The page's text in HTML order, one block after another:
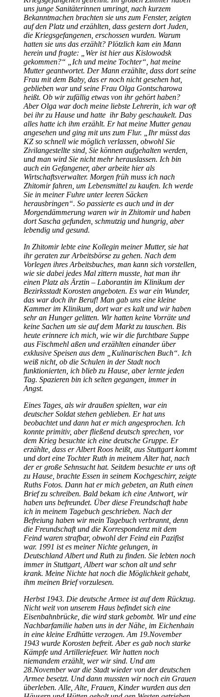
uns junge Sanitäterinnen umringt, nach kurzem
Bekanntmachen brachten sie uns zum Fenster, zeigten
auf den Platz und erzählten, dass gestern dort Juden,
die Kriegsgefangenen, erschossen wurden. Warum
hatten sie uns das erzählt? Plötzlich kam ein Mann
herein und fragte:
Wer ist hier aus Kislowodsk
gekommen?
Ich und meine Tochter
, hat meine
Mutter geantwortet. Der Mann erzählte, dass dort seine
Frau mit dem Baby, das er noch nicht gesehen hat,
geblieben war und seine Frau Olga Gontscharowa
heißt. Ob wir zufällig etwas von ihr gehört haben?
Aber Olga war doch meine liebste Lehrerin, ich war oft
bei ihr zu Hause und hatte ihr Baby geschaukelt. Das
alles hatte ich ihm erzählt. Er hat meine Mutter genau
angesehen und ging mit uns zum Flur.
Ihr müsst das
KZ so schnell wie möglich verlassen, obwohl Sie
Zivilangestellte sind, Sie können aufgehalten werden,
und man wird Sie nicht mehr herauslassen. Ich bin
auch ein Gefangener, aber arbeite hier als
Wirtschaftsverwalter. Morgen früh muss ich nach
Zhitomir fahren, um Lebensmittel zu kaufen. Ich werde
Sie in meiner Fuhre unter leeren Säcken
herausbringen . So passierte es auch und in der
Morgendämmerung waren wir in Zhitomir und haben
dort Sascha gefunden, schmutzig und hungrig, aber
lebendig und gesund.
In Zhitomir lebte eine Kollegin meiner Mutter, sie hat
ihr geraten zur Arbeitsbörse zu gehen. Nach dem
Vorlegen ihres Arbeitsbuches, man kann sich vorstellen,
wie sie dabei jedes Mal zittern musste, hat man ihr
einen Platz als Ärztin – Laborantin im Klinikum der
Bezirksstadt Korosten angeboten. Es war ein Wunder,
das war doch ihr Beruf! Man gab uns eine kleine
Kammer im Klinikum, dort war es kalt und wir haben
sehr an Hunger gelitten. Wir hatten keine Vorräte und
keine Sachen um sie auf dem Markt zu tauschen. Bis
heute erinnere ich mich, wie wir die furchtbare Suppe
aus Fischmehl aßen und erzählten einander über
exklusive Speisen aus dem
Kulinarischen Buch . Ich
weiß nicht, ob die Schulen in der Stadt noch
funktionierten, ich blieb zu Hause, aber lernte jeden
Tag. Spazieren bin ich selten gegangen, immer in
Angst.
Eines Tages, als wir draußen spielten, war ein
deutscher Soldat stehen geblieben. Er hat uns
beobachtet und dann hat er mich angesprochen. Ich
konnte primitiv, aber fließend deutsch sprechen, vor
dem Krieg besuchte ich eine deutsche Gruppe. Er
erzählte, dass er Albert Roos heißt, aus Stuttgart kommt
und dort eine Tochter Ruth in meinem Alter hat, nach
der er große Sehnsucht hat. Seitdem besuchte er uns oft
zu Hause, brachte Essen in seinem Kochgeschirr, zeigte
Ruths Fotos. Dann hat er mich gebeten, an Ruth einen
Brief zu schreiben. Bald bekam ich eine Antwort, wir
haben uns befreundet. Über diese Freundschaft habe
ich in meinem Tagebuch geschrieben. Nach der
Befreiung haben wir mein Tagebuch verbrannt, denn
die Freundschaft und die Korrespondenz mit dem
Feind waren strafbar, obwohl der Feind ein Pazifist
war. 1991 ist es meiner Nichte gelungen, in
Deutschland Albert und Ruth zu finden. Sie lebten noch
immer in Stuttgart, Albert war schon alt und sehr
krank. Meine Nichte hat noch die Möglichkeit gehabt,
ihm meinen Brief vorzulesen.
Herbst 1943. Die deutsche Armee ist auf dem Rückzug.
Nicht weit von unserem Haus befindet sich eine
Eisenbahnbrücke, die wird stark gebombt. Wir und eine
Nachbarfamilie haben uns in der Nähe, im Eichenhain
in eine kleine Erdhütte verzogen. Am 19.November
1943 wurde Korosten befreit. Aber es gab noch starke
Kämpfe und Artilleriefeuer. Wir hatten noch
niemandem erzählt, wer wir sind. Und am
28.November war die Stadt wieder von der deutschen
Armee besetzt. Und dann mussten wir noch ein Grauen
überleben. Alle, Alte, Frauen, Kinder wurden aus den